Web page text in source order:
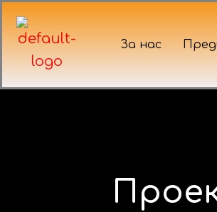
Skip
to
content
За нас